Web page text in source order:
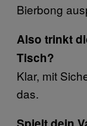
Bierbong
Also trinkt
Tisch?
Klar, mit
das.